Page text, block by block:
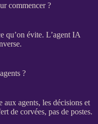
commencer ?
qu’on évite. L’agent IA
?
aux agents, les décisions et
de corvées, pas de postes.